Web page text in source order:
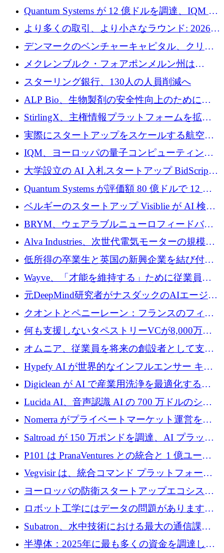
との提携で軍用ドローンにソフトウェアファ
ースト戦略を採用
Quantum Systems が 12 億ドルを調達、IQM が
米国の主要取引所で初の欧州量子企業とな
る、6 月に欧州のスタートアップ資金調達
より多くの取引、より小さなラウンド: 2026
年 6 月に欧州のスタートアップ資金調達
デンマークのベンチャーキャピタル、クリメ
ンタム・キャピタルが気候変動対策ハードウ
を確保
メクレンブルク・フォアポンメルン州は
Nextcloud を州全体に展開し、オープンソース
戦略を拡大
スターリング銀行、130人の人員削減へ
ALP Bio、生物製剤の安全性向上のために
Venture Kick から 16 万 1,000 ユーロを調達
StirlingX、主権情報プラットフォームを拡張
するためにシリーズ A で 2,000 万ドルを確保
実際にスタートアップをスケールする航空イ
ノベーション モデルを学ぶ
IQM、ヨーロッパの量子コンピューティング
企業として初めて米国の主要取引所に上場
大学設立の AI 入札スタートアップ BidScript
がプレシード資金総額 100 万ドルを突破
Quantum Systems が評価額 80 億ドルで 12 億
ドルを調達
ベルギーのスタートアップ Visiblie が AI 検索
の可視化のために 50 万ユーロを調達
BRYM、ウェアラブルニューロフィードバッ
クプラットフォームの開発に65万ユーロを確
Alva Industries、次世代電気モーターの規模拡
大に 1,600 万ユーロを調達
低所得の卒業生と英国の新興企業を結び付け
るためにCommon Pathを開始
Wayve、「才能を維持する」ために従業員に
8,500万ドルの株式公開買い付けを実施
元DeepMind研究者がナスダックのAIエージェ
ントを拡張するためにCreandumの資金調達で
記録を獲得
クオントとペニーレーン：フランスのフィン
テックの友人と敵
何も支援しないタペストリーVCが8,000万ド
ルの資金を調達、ロンドン事務所を開設
オムニア、従業員を将来の創設者として支援
するために Firedrop でファンドを立ち上げる
Hypefy AI が世界的なインフルエンサー キャ
ンペーンを自動化するためにシリーズ A で
720 万ドルを調達
Digiclean が AI で産業用洗浄を最適化するた
めに 250 万ユーロを調達
Lucida AI、音声認識 AI の 700 万ドルのシー
ドラウンドを終了
Nomerra がプライベートマーケット運営を自
動化するために 200 万ドルを調達
Saltroad が 150 万ポンドを調達、AI プラット
フォーム Ogma を買収して子ども向け言語療
法を拡大
P101 は PranaVentures との統合と 1 億ユーロ
のファンドによりシード投資に拡大
Vegvisir は、統合コマンド プラットフォーム
を通じて関連する無人システムを接続するた
めの資金を調達します
ヨーロッパの防衛スタートアップエコシステ
ムとなったハッカソン
ロボット工学にはデータの問題があります。
Macrodata Labs はそれを解決したいと考えて
Subatron、水中技術における最大の通信課題
の 1 つに取り組むために 16 万 2,000 ユーロを
半導体：2025年に最も多くの資金を調達した